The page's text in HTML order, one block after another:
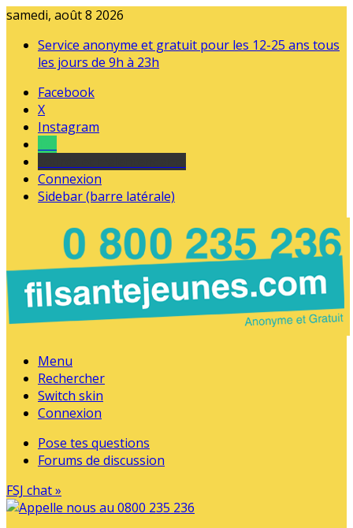
samedi, août 8 2026
Service anonyme et gratuit pour les 12-25 ans tous
les jours de 9h à 23h
Facebook
X
Instagram
Connexion
Sidebar (barre latérale)
Menu
Rechercher
Switch skin
Connexion
Pose tes questions
Forums de discussion
FSJ chat »